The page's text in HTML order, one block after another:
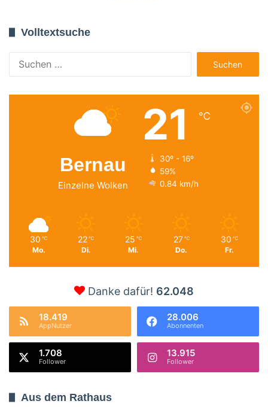
Volltextsuche
nach:
Bernau
Einzelne Wolken
21 ℃
30º - 16º
59%
0.84 km/h
30 ℃
Mo.
22 ℃
Di.
25 ℃
Mi.
27 ℃
Do.
30 ℃
Fr.
Danke dafür! 62.048
18.419
AppNutzer
28.006
Abonnenten
1.708
Follower
13.915
Follower
Aus dem Rathaus